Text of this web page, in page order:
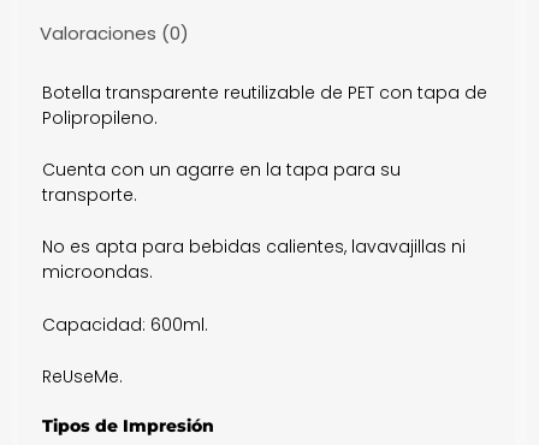
Valoraciones (0)
Botella transparente reutilizable de PET con tapa de
Polipropileno.
Cuenta con un agarre en la tapa para su
transporte.
No es apta para bebidas calientes, lavavajillas ni
microondas.
Capacidad: 600ml.
ReUseMe.
Tipos de Impresión